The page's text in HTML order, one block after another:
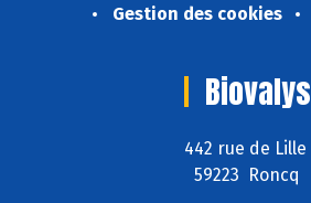
Gestion des cookies
Biovalys
442 rue de Lille
59223 Roncq